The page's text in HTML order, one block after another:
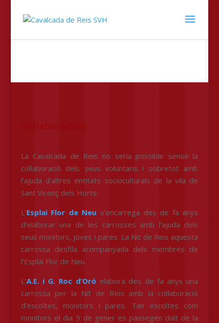
Col·laboradors
La Cavalcada de Reis no seria possible sense la
col·laboració dels seus voluntaris i sobretot amb
l’ajuda d’altres entitats socioculturals de la vila de
Sant Vicenç dels Horts:
L’Esplai Flor de Neu s’encarrega des de fa anys
d’elaborar una de les carrosses amb l’ajuda dels
seus monitors, joves i pares. La Nit de Reis aquesta
carrossa desfila acompanyada dels membres de
l’Esplai Flor de Neu.
L’A.E. i G. Roc d’Oró elabora des de fa anys una
carrossa per la Nit de Reis amb la col·laboració
d’escoltes, monitors i pares. Tan escoltes com
monitors el dia 5 de gener es passegen dalt de la